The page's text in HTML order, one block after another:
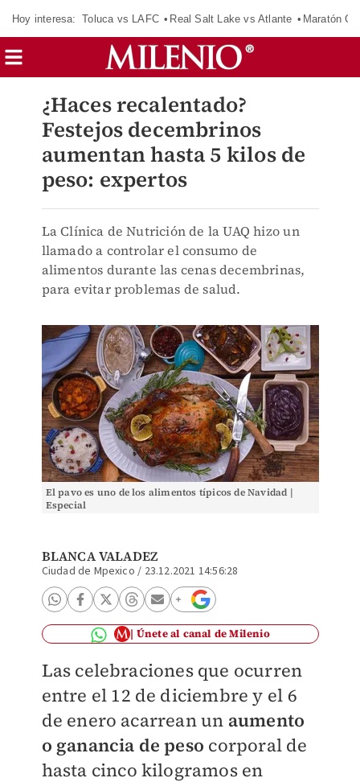
Hoy interesa: Toluca vs LAFC Real Salt Lake vs Atlante Maratón
¿Haces recalentado?
Festejos decembrinos
aumentan hasta 5 kilos de
peso: expertos
La Clínica de Nutrición de la UAQ hizo un
llamado a controlar el consumo de
alimentos durante las cenas decembrinas,
para evitar problemas de salud.
El pavo es uno de los alimentos típicos de Navidad |
Especial
BLANCA VALADEZ
Ciudad de Mpexico / 23.12.2021 14:56:28
Únete al canal de Milenio
Las celebraciones que ocurren
entre el 12 de diciembre y el 6
de enero acarrean un aumento
o ganancia de peso corporal de
hasta cinco kilogramos en